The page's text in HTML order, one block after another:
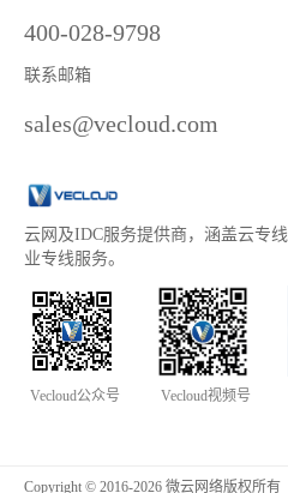
400-028-9798
联系邮箱
sales@vecloud.com
云网及IDC服务提供商，涵盖云专
业专线服务。
Vecloud公众号 Vecloud视频号
Copyright © 2016-2026 微云网络版权所有